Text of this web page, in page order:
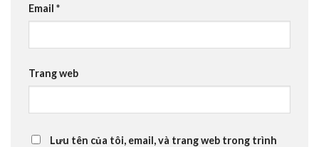
Email *
Trang web
Lưu tên của tôi, email, và trang web trong trình